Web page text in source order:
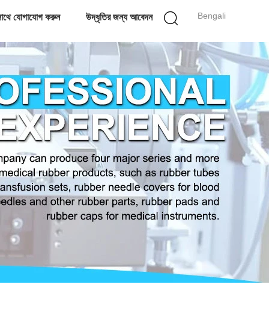
Bengali
যোগাযোগ করুন উদ্ধৃতির জন্য আবেদন